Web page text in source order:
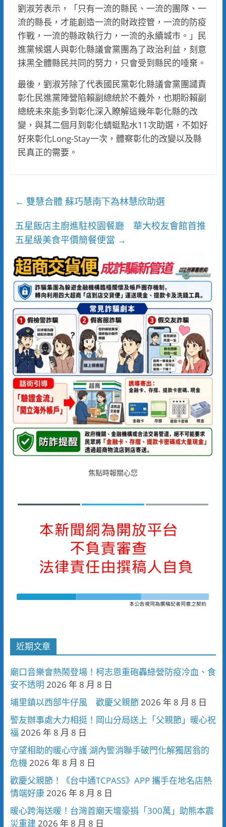
劉淑芳表示，「只有一流的縣民、一流的團隊、一
流的縣長，才能創造一流的財政控管，一流的防疫
作戰，一流的縣政執行力，一流的永續城市。」民
進黨候選人與彰化縣議會黨團為了政治利益，刻意
抹黑全體縣民共同的努力，只會受到縣民的唾棄。
最後，劉淑芳除了代表國民黨彰化縣議會黨團譴責
彰化民進黨陣營陷賴副總統於不義外，也期盼賴副
總統未來能多到彰化深入瞭解這幾年彰化縣的改
變，與其二個月到彰化蜻蜓點水11次助選，不如好
好來彰化Long-Stay一次，體察彰化的改變以及縣
民真正的需要。
← 雙慧合體 蘇巧慧南下為林慧欣助選
五星飯店主廚進駐校園餐廳 華大校友會館首推
五星級美食平價簡餐便當 →
焦點時報關心您
近期文章
廟口音樂會熱鬧登場！柯志恩重砲轟綠營防疫冷血、食
安不透明 2026 年 8 月 8 日
埔里鎮以西部牛仔風 歡慶父親節2026 年 8 月 8 日
警友辦事處大力相挺！岡山分局送上「父親節」暖心祝
福 2026 年 8 月 8 日
守望相助的暖心守護 湖內警消聯手破門化解獨居翁的
危機2026 年 8 月 8 日
歡慶父親節！《台中通TCPASS》APP 攜手在地名店熱
情端好康2026 年 8 月 8 日
暖心跨海送暖！台灣首廟天壇豪捐「300萬」助熊本震
災重建 2026 年 8 月 8 日